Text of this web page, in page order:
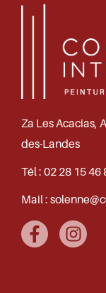
Za Les Acacias,
des-Landes
Tél : 02 28 15 46
Mail :